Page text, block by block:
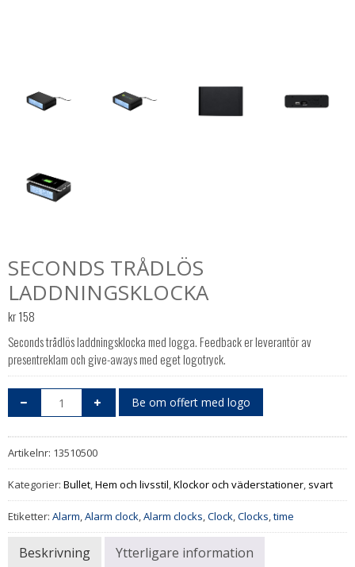
SECONDS TRÅDLÖS
LADDNINGSKLOCKA
kr158
Seconds trådlös laddningsklocka med logga. Feedback er leverantör av
presentreklam och give-aways med eget logotryck.
Be om offert med logo
Artikelnr: 13510500
Kategorier: Bullet,Hem och livsstil,Klockor och väderstationer, svart
Etiketter: Alarm,Alarm clock,Alarm clocks,Clock,Clocks,time
Beskrivning Ytterligare information